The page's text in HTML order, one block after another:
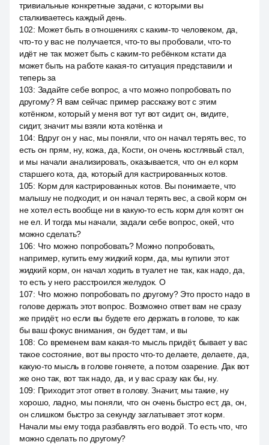
тривиальные конкретные задачи, с которыми вы
сталкиваетесь каждый день.
102: Может быть в отношениях с каким-то человеком, да,
что-то у вас не получается, что-то вы пробовали, что-то
идёт не так может быть с каким-то ребёнком кстати да
может быть на работе какая-то ситуация представили и
теперь за
103: Задайте себе вопрос, а что можно попробовать по
другому? Я вам сейчас пример расскажу вот с этим
котёнком, который у меня вот тут вот сидит, он, видите,
сидит, значит мы взяли кота котёнка и
104: Вдруг он у нас, мы поняли, что он начал терять вес, то
есть он прям, ну, кожа, да, Кости, он очень костлявый стал,
и мы начали анализировать, оказывается, что он ел корм
старшего кота, да, который для кастрированных котов.
105: Корм для кастрированных котов. Вы понимаете, что
малышу не подходит, и он начал терять вес, а свой корм он
не хотел есть вообще ни в какую-то есть корм для котят он
не ел. И тогда мы начали, задали себе вопрос, окей, что
можно сделать?
106: Что можно попробовать? Можно попробовать,
например, купить ему жидкий корм, да, мы купили этот
жидкий корм, он начал ходить в туалет не так, как надо, да,
то есть у него расстроился желудок. О
107: Что можно попробовать по другому? Это просто надо в
голове держать этот вопрос. Возможно ответ вам не сразу
же придёт, но если вы будете его держать в голове, то как
бы ваш фокус внимания, он будет там, и вы
108: Со временем вам какая-то мысль придёт, бывает у вас
такое состояние, вот вы просто что-то делаете, делаете, да,
какую-то мысль в голове гоняете, а потом озарение. Дак вот
же оно так, вот так надо, да, и у вас сразу как бы, ну.
109: Приходит этот ответ в голову. Значит, мы такие, ну
хорошо, ладно, мы поняли, что он очень быстро ест, да, он,
он слишком быстро за секунду заглатывает этот корм.
Начали мы ему тогда разбавлять его водой. То есть что, что
можно сделать по другому?